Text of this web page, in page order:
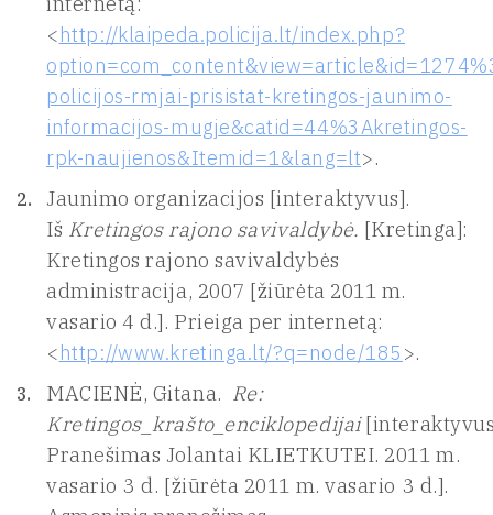
<http://klaipeda.policija.lt/index.php?
policijos-rmjai-prisistat-kretingos-jaunimo-
informacijos-mugje&catid=44%3Akretingos-
rpk-naujienos&Itemid=1&lang=lt>.
Jaunimo organizacijos [interaktyvus].
Iš Kretingos rajono savivaldybė. [Kretinga]:
Kretingos rajono savivaldybės
administracija, 2007 [žiūrėta 2011 m.
vasario 4 d.]. Prieiga per internetą:
<http://www.kretinga.lt/?q=node/185 >.
MACIENĖ, Gitana. Re:
Kretingos_krašto_enciklopedijai
Pranešimas Jolantai KLIETKUTEI. 2011 m.
vasario 3 d. [žiūrėta 2011 m. vasario 3 d.].